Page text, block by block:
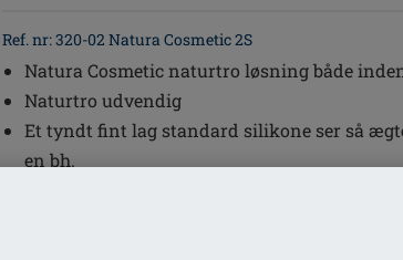
Ref. nr: 320-02 Natura Cosmetic 2S
Natura Cosmetic naturtro løsning både
Naturtro udvendig
Et tyndt fint lag standard silikone ser så
en bh.